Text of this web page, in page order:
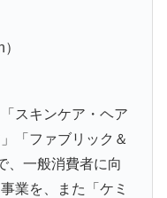
スキンケア・ヘア
「ファブリック＆
、一般消費者に向
業を、また「ケミ